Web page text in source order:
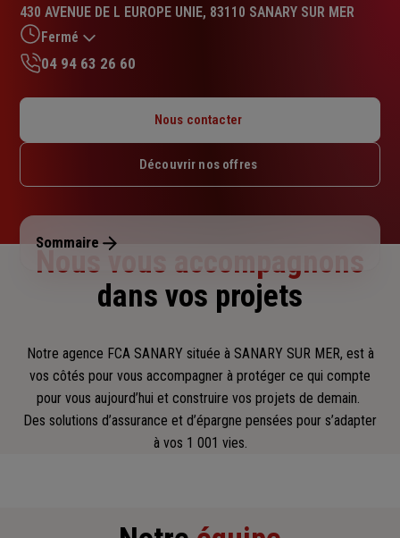
4.6
sur
5
étoiles
430 AVENUE DE L EUROPE UNIE, 83110 SANARY SUR MER
Fermé
Mardi : 08h45 – 12h30 / 14h – 18h
Jeudi : 08h45 – 12h30 / 14h – 18h
Dimanche : Fermé
04 94 63 26 60
Nous contacter
Découvrir nos offres
Sommaire
Nous vous accompagnons
dans vos projets
Notre agence FCA SANARY située à SANARY SUR MER, est à
vos côtés pour vous accompagner à protéger ce qui compte
pour vous aujourd’hui et construire vos projets de demain.
Des solutions d’assurance et d’épargne pensées pour s’adapter
à vos 1 001 vies.